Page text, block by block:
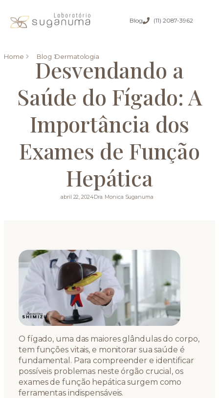
Blog (11) 2087-3962
Home Blog Dermatologia
Desvendando a
Saúde do Fígado: A
Importância dos
Exames de Função
Hepática
abril 22, 2024Dra. Monica Suganuma
O fígado, uma das maiores glândulas do corpo,
tem funções vitais, e monitorar sua saúde é
fundamental. Para compreender e identificar
possíveis problemas neste órgão crucial, os
exames de função hepática surgem como
ferramentas indispensáveis.